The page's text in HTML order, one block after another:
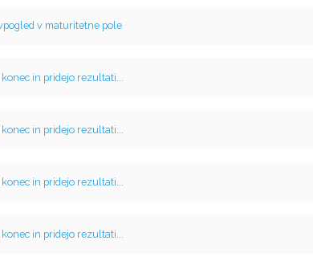
v maturitetne pole
konec in pridejo rezultati...
konec in pridejo rezultati...
konec in pridejo rezultati...
konec in pridejo rezultati...